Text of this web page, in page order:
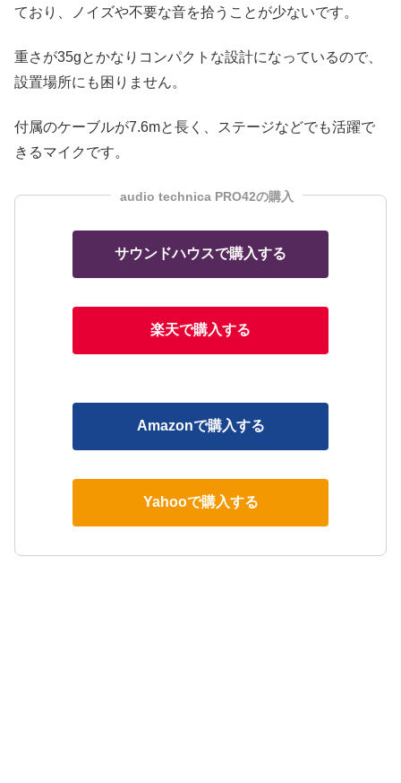
ており、ノイズや不要な音を拾うことが少ないです。
重さが35gとかなりコンパクトな設計になっているので、
設置場所にも困りません。
付属のケーブルが7.6mと長く、ステージなどでも活躍で
きるマイクです。
audio technica PRO42の購入
サウンドハウスで購入する
楽天で購入する
Amazonで購入する
Yahooで購入する